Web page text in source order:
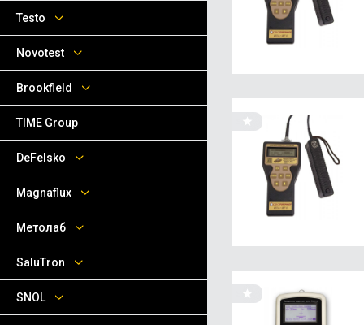
Testo
Novotest
Brookfield
TIME Group
DeFelsko
Magnaflux
Метолаб
SaluTron
SNOL